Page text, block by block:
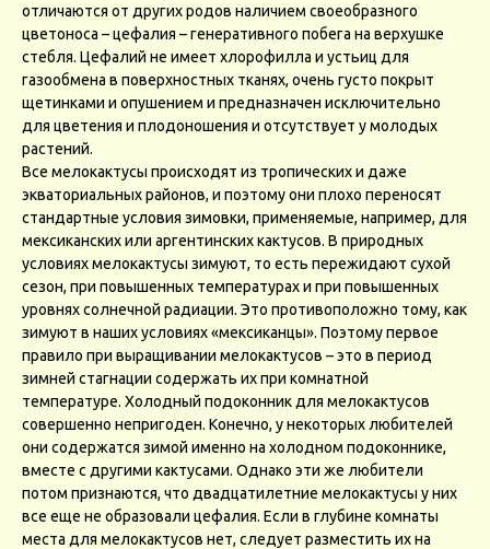
отличаются от других родов наличием своеобразного
цветоноса – цефалия – генеративного побега на верхушке
стебля. Цефалий не имеет хлорофилла и устьиц для
газообмена в поверхностных тканях, очень густо покрыт
щетинками и опушением и предназначен исключительно
для цветения и плодоношения и отсутствует у молодых
растений.
Все мелокактусы происходят из тропических и даже
экваториальных районов, и поэтому они плохо переносят
стандартные условия зимовки, применяемые, например, для
мексиканских или аргентинских кактусов. В природных
условиях мелокактусы зимуют, то есть пережидают сухой
сезон, при повышенных температурах и при повышенных
уровнях солнечной радиации. Это противоположно тому, как
зимуют в наших условиях «мексиканцы». Поэтому первое
правило при выращивании мелокактусов – это в период
зимней стагнации содержать их при комнатной
температуре. Холодный подоконник для мелокактусов
совершенно непригоден. Конечно, у некоторых любителей
они содержатся зимой именно на холодном подоконнике,
вместе с другими кактусами. Однако эти же любители
потом признаются, что двадцатилетние мелокактусы у них
все еще не образовали цефалия. Если в глубине комнаты
места для мелокактусов нет, следует разместить их на